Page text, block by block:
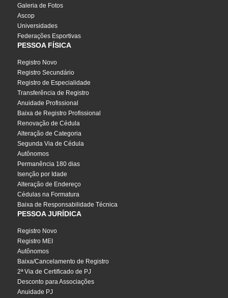
Galeria de Fotos
Ascop
Universidades
Federações Esportivas
PESSOA FÍSICA
Registro Novo
Registro Secundário
Registro de Especialidade
Transferência de Registro
Anuidade Profissional
Baixa de Registro Profissional
Renovação de Cédula
Alteração de Categoria
Segunda Via de Cédula
Autônomos
Permanência 180 dias
Isenção por Idade
Alteração de Endereço
Cédulas na Formatura
Baixa de Responsabilidade Técnica
PESSOA JURÍDICA
Registro Novo
Registro MEI
Autônomos
Baixa/Cancelamento de Registro
2ª Via de Certificado de PJ
Desconto para Associações
Anuidade PJ